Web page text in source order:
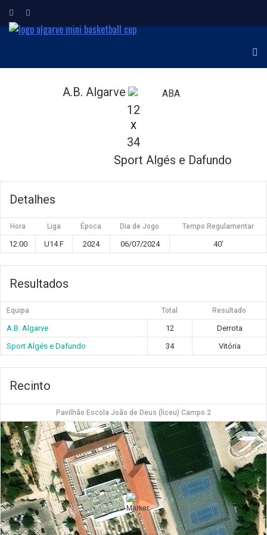
A.B. Algarve
12
X
34
Sport Algés e Dafundo
Detalhes
Hora Liga Época Dia de Jogo Tempo Regulamentar
12:00 U14 F 2024 06/07/2024 40'
Resultados
Equipa Total Resultado
A.B. Algarve 12
Derrota
Sport Algés e Dafundo
34 Vitória
Recinto
Pavilhão Escola João de Deus (liceu) Campo 2